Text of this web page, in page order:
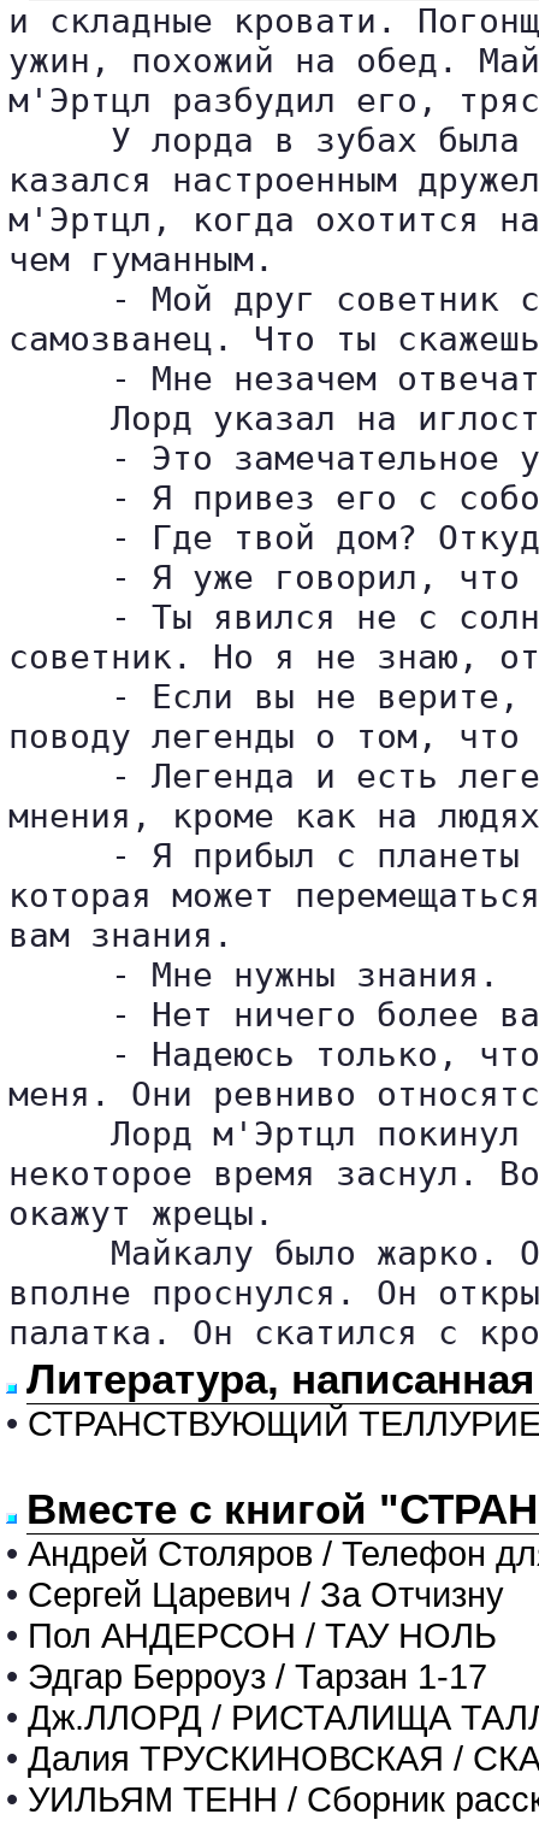
и складные кровати.
ужин, похожий на обед.
м'Эртцл разбудил его,
У лорда в зубах
казался настроенным
м'Эртцл, когда охотится
чем гуманным.
- Мой друг советник
самозванец. Что ты
- Мне незачем
Лорд указал на
- Это замечательное
- Я привез его с
- Где твой дом?
- Я уже говорил, что
- Ты явился не с
советник. Но я не знаю,
- Если вы не
поводу легенды о том, что
- Легенда и есть
мнения, кроме как на
- Я прибыл с
которая может
вам знания.
     - Мне нужны знания.
- Нет ничего более
- Надеюсь только,
меня. Они ревниво
Лорд м'Эртцл
некоторое время заснул.
окажут жрецы.
Майкалу было жарко.
вполне проснулся. Он
палатка. Он скатился с
Литература,
• СТРАНСТВУЮЩИЙ
Вместе с книгой
• Андрей Столяров / Телефон
• Сергей Царевич / За Отчизну
• Пол АНДЕРСОН / ТАУ НОЛЬ
• Эдгар Берроуз / Тарзан 1-17
• Дж.ЛЛОРД / РИСТАЛИЩА
• Далия ТРУСКИНОВСКАЯ /
• УИЛЬЯМ ТЕНН / Сборник